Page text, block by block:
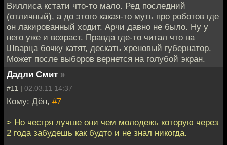
Виллиса кстати что-то мало. Ред последний
(отличный), а до этого какая-то муть про роботов где
он лакированный ходит. Арчи давно не было. Ну у
него уже и возраст. Правда где-то читал что на
Шварца бочку катят, дескать хреновый губернатор.
Может после выборов вернется на голубой экран.
Дадли Смит »
#11 | 02.03.11 14:37
Кому: Дён, #7
> Но чесгря лучше они чем молодежь которую через
2 года забудешь как будто и не знал никогда.